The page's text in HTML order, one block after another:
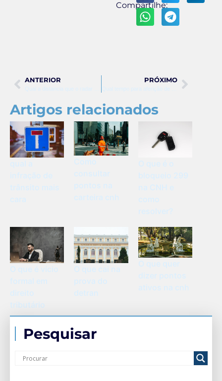
Compartilhe:
ANTERIOR PRÓXIMO
Artigos relacionados
tributário
Pesquisar